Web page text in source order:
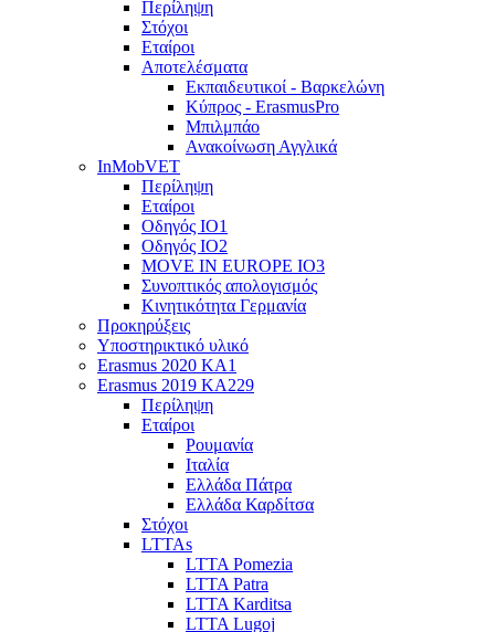
Περίληψη
Στόχοι
Εταίροι
Αποτελέσματα
Εκπαιδευτικοί - Βαρκελώνη
Κύπρος - ErasmusPro
Μπιλμπάο
Ανακοίνωση Αγγλικά
InMobVET
Περίληψη
Εταίροι
Οδηγός ΙΟ1
Οδηγός ΙΟ2
MOVE IN EUROPE IO3
Συνοπτικός απολογισμός
Κινητικότητα Γερμανία
Προκηρύξεις
Υποστηρικτικό υλικό
Erasmus 2020 KA1
Erasmus 2019 KA229
Περίληψη
Εταίροι
Ρουμανία
Ιταλία
Ελλάδα Πάτρα
Ελλάδα Καρδίτσα
Στόχοι
LTTAs
LTTA Pomezia
LTTA Patra
LTTA Karditsa
LTTA Lugoj